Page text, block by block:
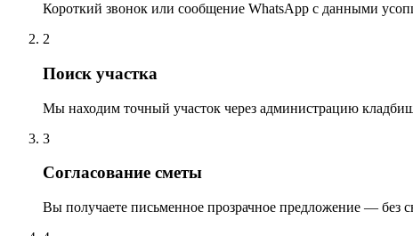
Короткий звонок или сообщение WhatsApp с данными
2
Поиск участка
Мы находим точный участок через администрацию
3
Согласование сметы
Вы получаете письменное прозрачное предложение — без